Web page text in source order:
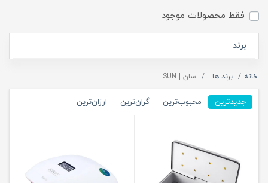
فقط محصولات موجود
برند
خانه برند ها سان | SUN
جدیدترین محبوب‌ترین گران‌ترین ارزان‌ترین